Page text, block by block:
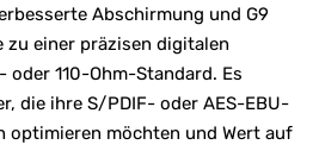
Abschirmung und G9
zu einer präzisen digitalen
110-Ohm-Standard. Es
die ihre S/PDIF- oder AES-EBU-
optimieren möchten und Wert auf